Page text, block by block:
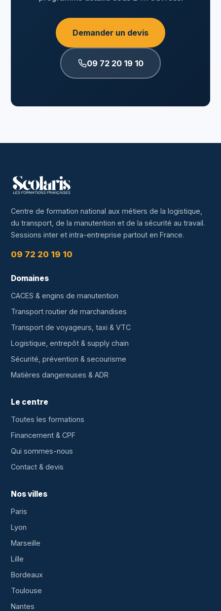
Demander un devis
09 72 20 19 10
Centre de formation national aux métiers de la logistique,
du transport, de la manutention et de la sécurité au travail.
Sessions inter et intra-entreprise partout en France.
09 72 20 19 10
Domaines
CACES & engins de manutention
Transport routier de marchandises
Transport de voyageurs, taxi & VTC
Logistique, entrepôt & supply chain
Sécurité, prévention & secourisme
Matières dangereuses & ADR
Le centre
Toutes les formations
Financement & CPF
Qui sommes-nous
Contact & devis
Nos villes
Paris
Lyon
Marseille
Lille
Bordeaux
Toulouse
Nantes